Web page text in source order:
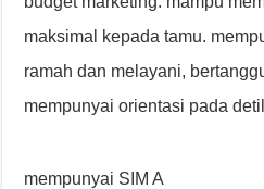
maksimal kepada tamu.
ramah dan melayani,
mempunyai orientasi pada
mempunyai SIM A